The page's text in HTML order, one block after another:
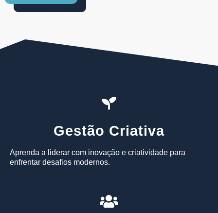
Gestão Criativa
Aprenda a liderar com inovação e criatividade para
enfrentar desafios modernos.